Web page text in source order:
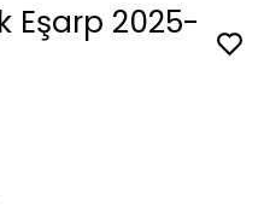
Eşarp 2025-